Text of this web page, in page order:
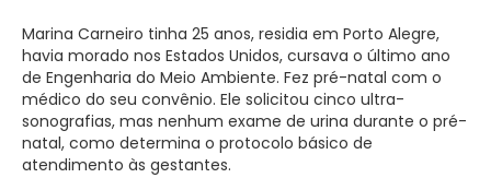
Marina Carneiro tinha 25 anos, residia em Porto Alegre,
havia morado nos Estados Unidos, cursava o último ano
de Engenharia do Meio Ambiente. Fez pré-natal com o
médico do seu convênio. Ele solicitou cinco ultra-
sonografias, mas nenhum exame de urina durante o pré-
natal, como determina o protocolo básico de
atendimento às gestantes.